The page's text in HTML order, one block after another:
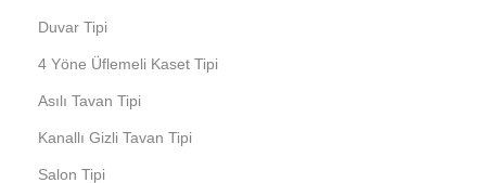
Duvar Tipi
4 Yöne Üflemeli Kaset Tipi
Asılı Tavan Tipi
Kanallı Gizli Tavan Tipi
Salon Tipi